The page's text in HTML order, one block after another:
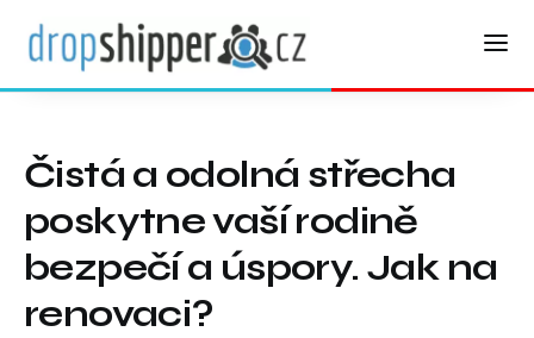
Čistá a odolná střecha
poskytne vaší rodině
bezpečí a úspory. Jak na
renovaci?